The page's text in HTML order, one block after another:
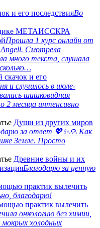
и его последствияВо
МЕТАИССКРА
Прошла 1 курс онлайн от
Смотрела
много текста, слушала
и его
и случилось в июле-
шишковидная
2 месяца интенсивно
Души из других миров
за ответ 💖✨️🙏 Как
Земле. Просто
Древние войны и их
Благодарю за ценную
практик вылечить
благодарю!
практик вылечить
онкологию без химии,
холодных